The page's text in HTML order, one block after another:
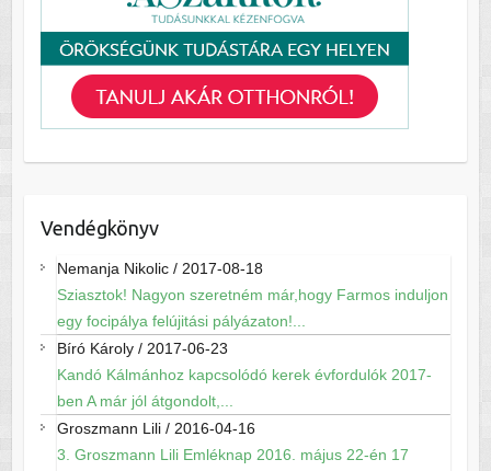
Vendégkönyv
Nemanja Nikolic/ 2017-08-18
Sziasztok! Nagyon szeretném már,hogy Farmos induljon
egy focipálya felújitási pályázaton!...
Bíró Károly/ 2017-06-23
Kandó Kálmánhoz kapcsolódó kerek évfordulók 2017-
ben A már jól átgondolt,...
Groszmann Lili/ 2016-04-16
3. Groszmann Lili Emléknap 2016. május 22-én 17